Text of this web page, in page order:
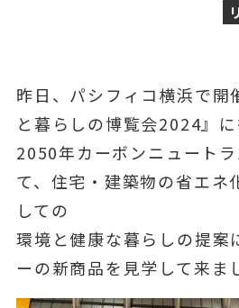
昨日、パシフィコ横浜で開
と暮らしの博覧会2024』に
2050年カーボンニュート
て、住宅・建築物の省エネ
しての
環境と健康な暮らしの提案
ーの新商品を見学して来ま